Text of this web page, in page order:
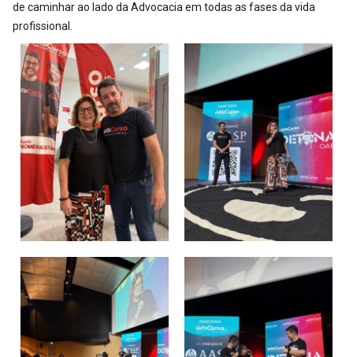
de caminhar ao lado da Advocacia em todas as fases da vida
profissional.